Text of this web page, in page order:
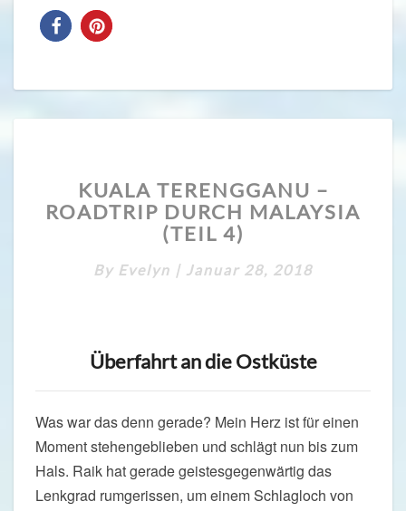
TERENGGANU
–
ROADTRIP
DURCH
MALAYSIA
KUALA TERENGGANU –
ROADTRIP DURCH MALAYSIA
(TEIL 4)
By Evelyn | Januar 28, 2018
Überfahrt an die Ostküste
Was war das denn gerade? Mein Herz ist für einen
Moment stehengeblieben und schlägt nun bis zum
Hals. Raik hat gerade geistesgegenwärtig das
Lenkgrad rumgerissen, um einem Schlagloch von